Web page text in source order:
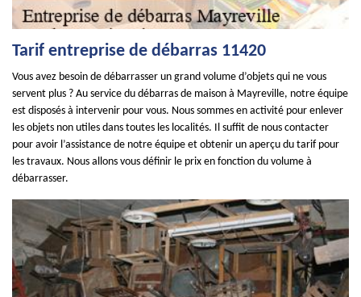
Tarif entreprise de débarras 11420
Vous avez besoin de débarrasser un grand volume d’objets qui ne vous
servent plus ? Au service du débarras de maison à Mayreville, notre équipe
est disposés à intervenir pour vous. Nous sommes en activité pour enlever
les objets non utiles dans toutes les localités. Il suffit de nous contacter
pour avoir l’assistance de notre équipe et obtenir un aperçu du tarif pour
les travaux. Nous allons vous définir le prix en fonction du volume à
débarrasser.